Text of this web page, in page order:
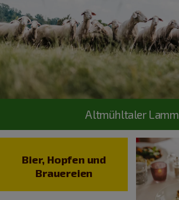
Altmühltaler Lamm
Bier, Hopfen und
Brauereien